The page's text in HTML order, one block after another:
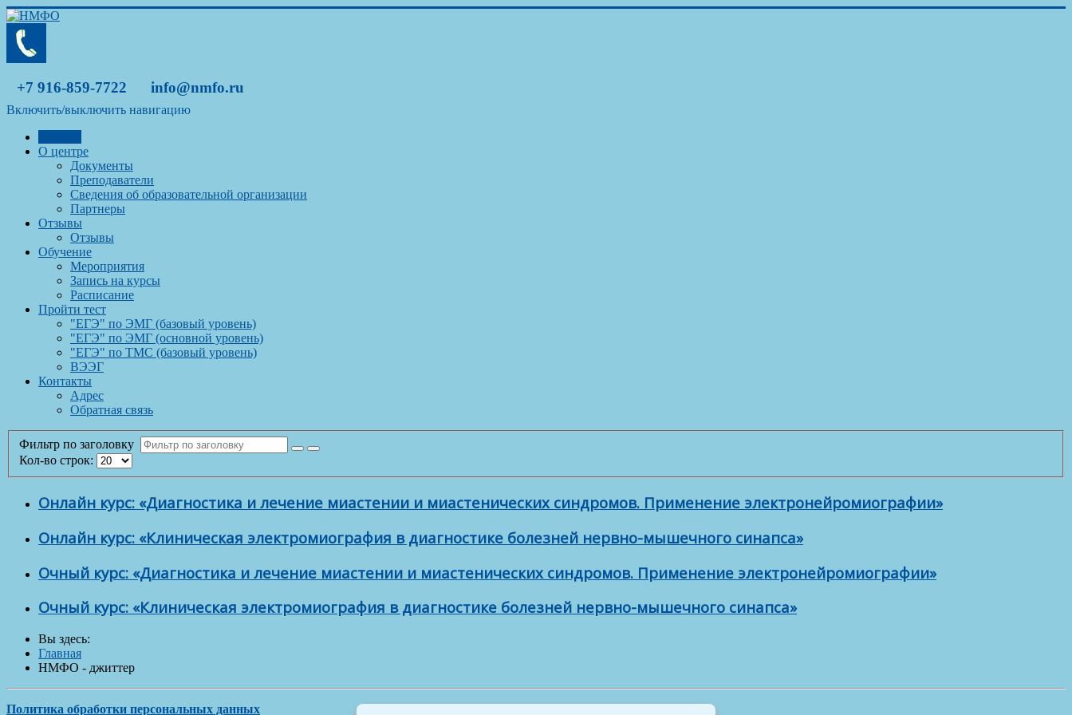
+7 916-859-7722 info@nmfo.ru
Включить/выключить навигацию
О центре
Документы
Преподаватели
Сведения об образовательной организации
Партнеры
Отзывы
Отзывы
Обучение
Мероприятия
Запись на курсы
Расписание
Пройти тест
"ЕГЭ" по ЭМГ (базовый уровень)
"ЕГЭ" по ЭМГ (основной уровень)
"ЕГЭ" по ТМС (базовый уровень)
ВЭЭГ
Контакты
Адрес
Обратная связь
Фильтр по заголовку
Кол-во строк:
Онлайн курс: «Диагностика и лечение миастении и миастенических синдромов. Применение электронейромиографии»
Онлайн курс: «Клиническая электромиография в диагностике болезней нервно-мышечного синапса»
Очный курс: «Диагностика и лечение миастении и миастенических синдромов. Применение электронейромиографии»
Очный курс: «Клиническая электромиография в диагностике болезней нервно-мышечного синапса»
Вы здесь:
Главная
НМФО - джиттер
Политика обработки персональных данных